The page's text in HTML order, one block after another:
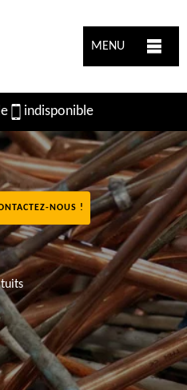
MENU
indisponible
NOUS !